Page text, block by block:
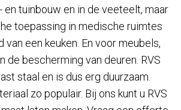
en tuinbouw en in de veeteelt, maar
toepassing in medische ruimtes
van een keuken. En voor meubels,
de bescherming van deuren. RVS
staal en is dus erg duurzaam.
zo populair. Bij ons kunt u RVS